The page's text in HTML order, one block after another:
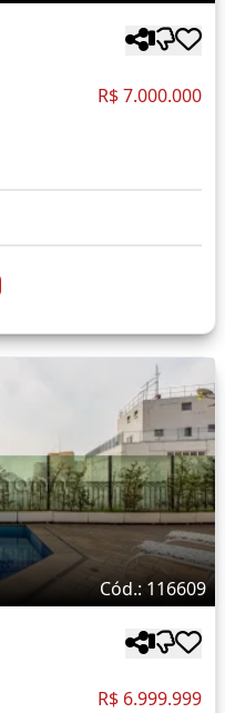
R$ 7.000.000
Cód.: 116609
R$ 6.999.999